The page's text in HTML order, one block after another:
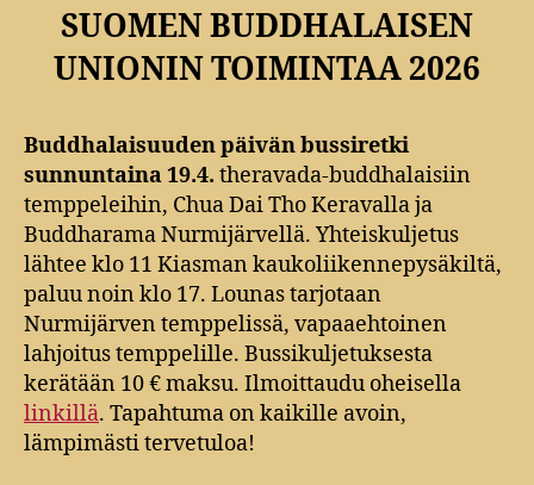
SUOMEN BUDDHALAISEN
UNIONIN TOIMINTAA 2026
Buddhalaisuuden päivän bussiretki
sunnuntaina 19.4. theravada-buddhalaisiin
temppeleihin, Chua Dai Tho Keravalla ja
Buddharama Nurmijärvellä. Yhteiskuljetus
lähtee klo 11 Kiasman kaukoliikennepysäkiltä,
paluu noin klo 17. Lounas tarjotaan
Nurmijärven temppelissä, vapaaehtoinen
lahjoitus temppelille. Bussikuljetuksesta
kerätään 10 € maksu. Ilmoittaudu oheisella
linkillä. Tapahtuma on kaikille avoin,
lämpimästi tervetuloa!